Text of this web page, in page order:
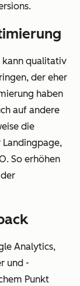
kann qualitativ
der eher
haben
auf andere
die
Landingpage,
So erhöhen
Analytics,
und -
Punkt